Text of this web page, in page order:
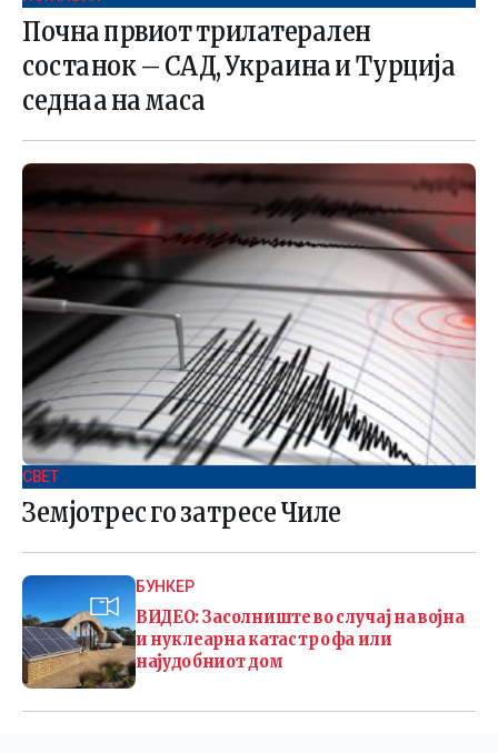
Почна првиот трилатерален
состанок – САД, Украина и Турција
седнаа на маса
СВЕТ .
Земјотрес го затресе Чиле
БУНКЕР
ВИДЕО: Засолниште во случај на војна
и нуклеарна катастрофа или
најудобниот дом